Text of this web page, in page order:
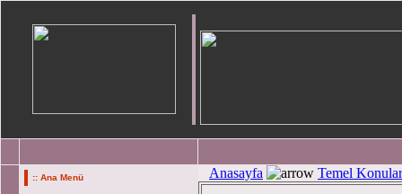
:: Ana Menü Anasayfa Temel Konular